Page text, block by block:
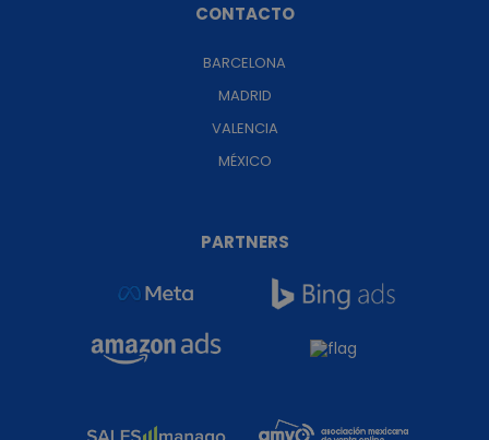
CONTACTO
BARCELONA
MADRID
VALENCIA
MÉXICO
PARTNERS